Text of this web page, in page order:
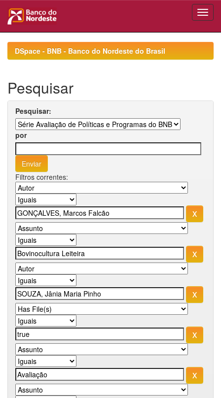
navigationDSpace - BNB - Banco do Nordeste do Brasil
Pesquisar
Pesquisar:
por
Filtros correntes: